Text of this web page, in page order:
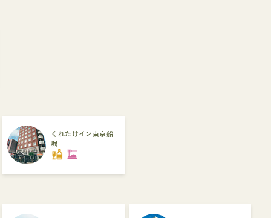
くれたけイン東京船
堀
liquor dinner_dining